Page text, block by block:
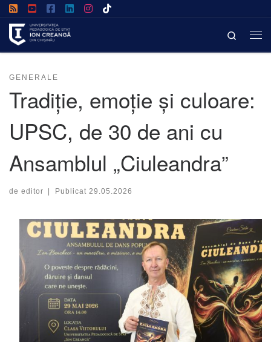
Search
GENERALE
Tradiție, emoție și culoare:
UPSC, de 30 de ani cu
Ansamblul „Ciuleandra”
de editor | Publicat 29.05.2026